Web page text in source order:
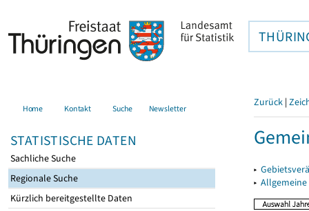
Home Kontakt Suche Newsletter
STATISTISCHE DATEN
Sachliche Suche
Regionale Suche
Kürzlich bereitgestellte Daten
Zurück |
▸
▸